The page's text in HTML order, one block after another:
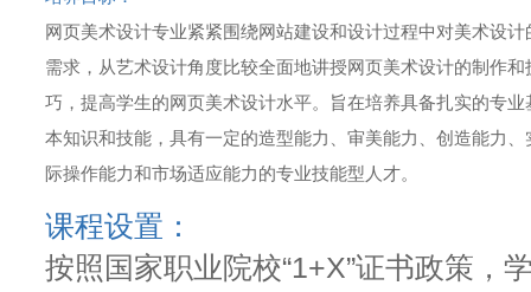
网页美术设计专业紧紧围绕网站建设和设计过程中对美术设计
需求，从艺术设计角度比较全面地讲授网页美术设计的制作和
巧，提高学生的网页美术设计水平。旨在培养具备扎实的专业
本知识和技能，具有一定的造型能力、审美能力、创造能力、
际操作能力和市场适应能力的专业技能型人才。
课程设置：
按照国家职业院校“1+X”证书政策，